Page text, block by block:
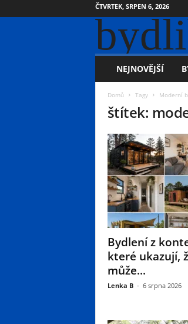
ČTVRTEK, SRPEN 6, 2026
NEJNOVĚJŠÍ
Domů Tagy Moderní
štítek:
Bydlení z
které ukazují,
může...
Lenka B - 6 srpna 2026